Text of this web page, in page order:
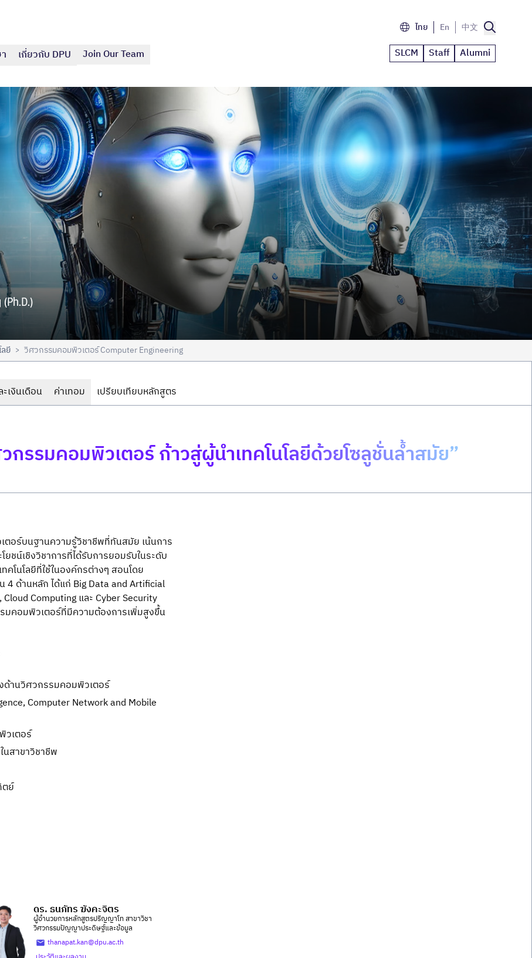
ไทย En 中文
เกี่ยวกับ DPU Join Our Team SLCM Staff Alumni
ยี > วิศวกรรมคอมพิวเตอร์ Computer Engineering
เงินเดือน ค่าเทอม เปรียบเทียบหลักสูตร
รมคอมพิวเตอร์ ก้าวสู่ผู้นำเทคโนโลยีด้วยโซลูชั่นล้ำสมัย”
อร์บนฐานความรู้วิชาชีพที่ทันสมัย เน้นการ
น์เชิงวิชาการที่ได้รับการยอมรับในระดับ
โนโลยีที่ใช้ในองค์กรต่างๆ สอนโดย
ด้านหลัก ได้แก่ Big Data and Artificial
Computing และ Cyber Security
มคอมพิวเตอร์ที่มีความต้องการเพิ่มสูงขึ้น
านวิศวกรรมคอมพิวเตอร์
Computer Network and Mobile
วเตอร์
สาขาวิชาชีพ
ตย์
ดร. ธนภัทร ฆังคะจิตร
ผู้อำนวยการหลักสูตรปริญญาโท สาขาวิชา
วิศวกรรมปัญญาประดิษฐ์และข้อมูล
thanapat.kan@dpu.ac.th